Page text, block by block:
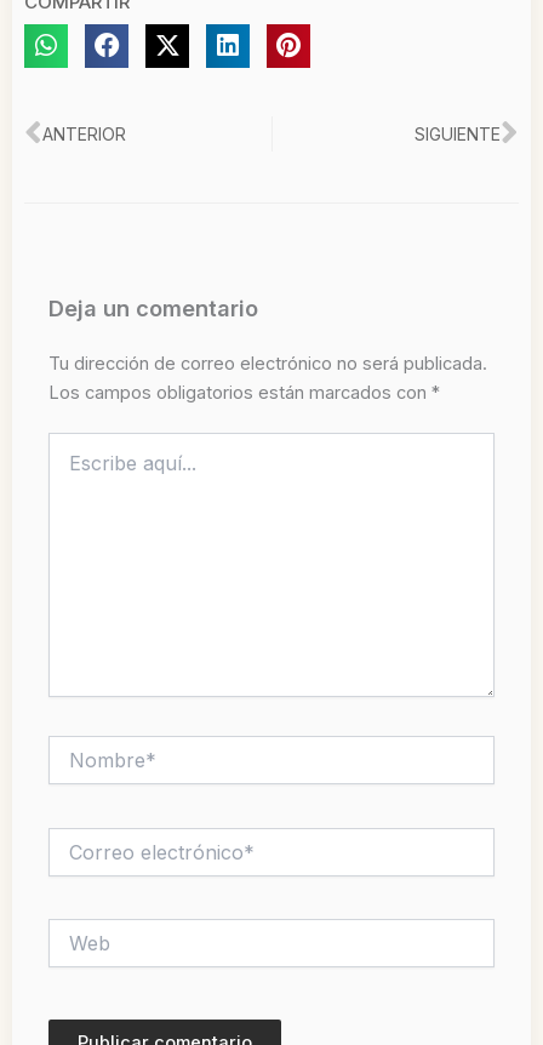
Ant
ANTERIOR SIGUIENTE
Deja un comentario
Tu dirección de correo electrónico no será publicada.
Los campos obligatorios están marcados con *
aquí...
electrónico*